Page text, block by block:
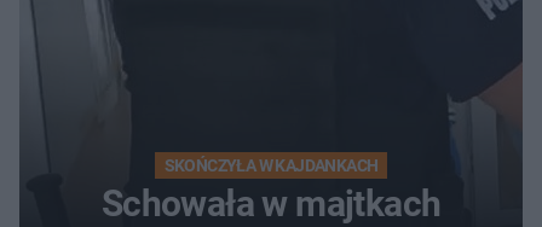
SKOŃCZYŁA W KAJDANKACH
Schowała w majtkach